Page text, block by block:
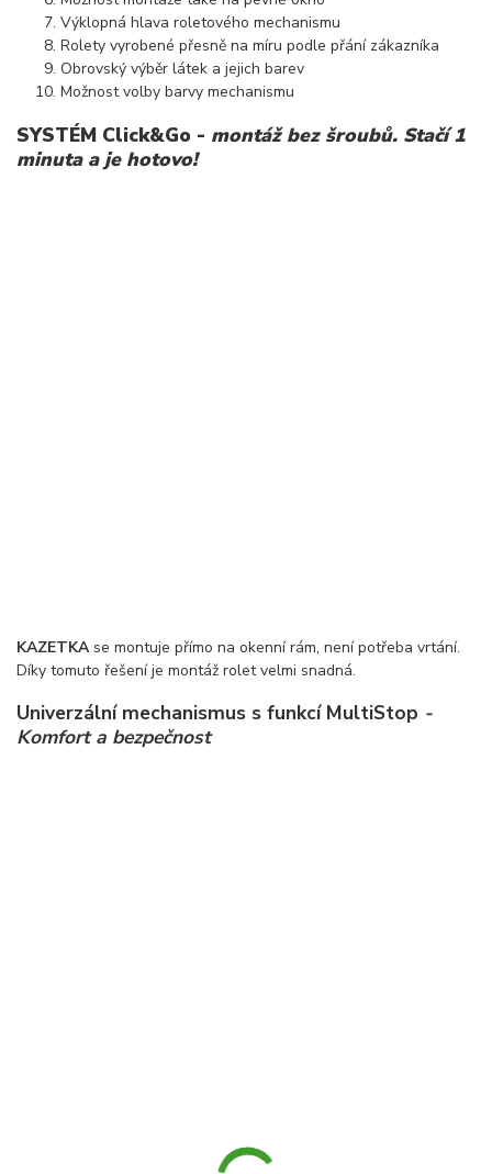
Výklopná hlava roletového mechanismu
Rolety vyrobené přesně na míru podle přání zákazníka
Obrovský výběr látek a jejich barev
Možnost volby barvy mechanismu
SYSTÉM Click&Go - montáž bez šroubů. Stačí 1
minuta a je hotovo!
KAZETKAse montuje přímo na okenní rám, není potřeba vrtání.
Díky tomuto řešení je montáž rolet velmi snadná.
Univerzální mechanismus s funkcí MultiStop -
Komfort a bezpečnost